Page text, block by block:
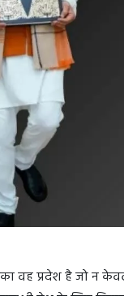
का वह प्रदेश है जो न